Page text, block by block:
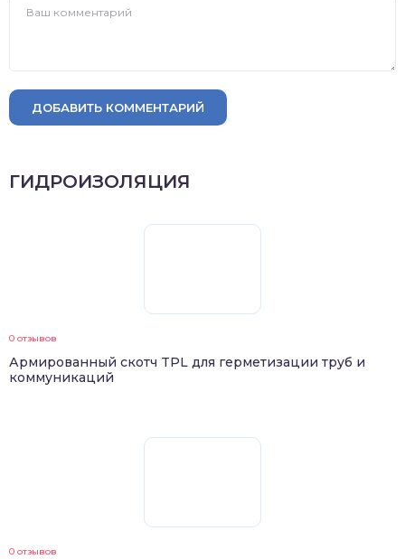
ДОБАВИТЬ КОММЕНТАРИЙ
ГИДРОИЗОЛЯЦИЯ
0 отзывов
Армированный скотч TPL для герметизации труб и
коммуникаций
0 отзывов